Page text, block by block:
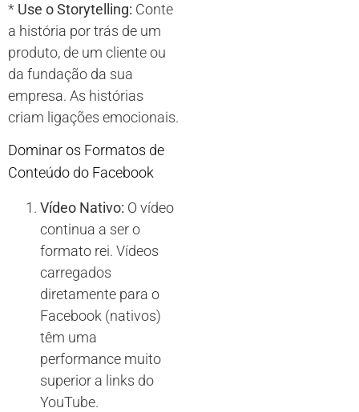
* Use o Storytelling: Conte
a história por trás de um
produto, de um cliente ou
da fundação da sua
empresa. As histórias
criam ligações emocionais.
Dominar os Formatos de
Conteúdo do Facebook
Vídeo Nativo: O vídeo
continua a ser o
formato rei. Vídeos
carregados
diretamente para o
Facebook (nativos)
têm uma
performance muito
superior a links do
YouTube.